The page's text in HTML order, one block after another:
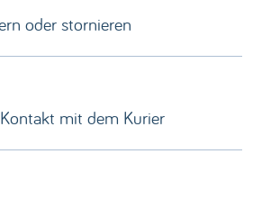
oder stornieren
mit dem Kurier